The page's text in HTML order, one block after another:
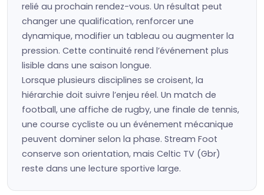
relié au prochain rendez-vous. Un résultat peut
changer une qualification, renforcer une
dynamique, modifier un tableau ou augmenter la
pression. Cette continuité rend l’événement plus
lisible dans une saison longue.
Lorsque plusieurs disciplines se croisent, la
hiérarchie doit suivre l’enjeu réel. Un match de
football, une affiche de rugby, une finale de tennis,
une course cycliste ou un événement mécanique
peuvent dominer selon la phase. Stream Foot
conserve son orientation, mais Celtic TV (Gbr)
reste dans une lecture sportive large.